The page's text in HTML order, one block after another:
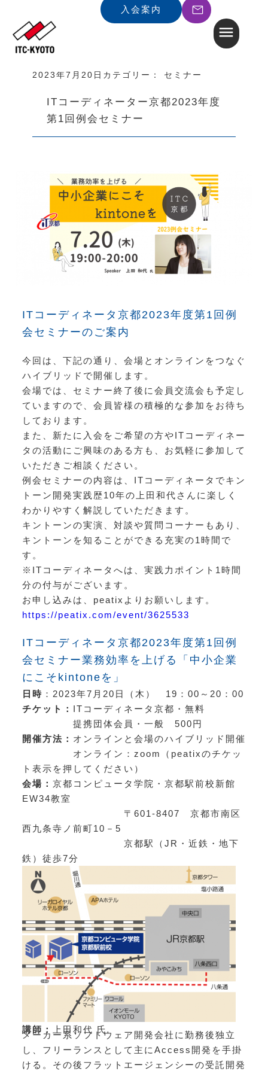
入会案内
2023年7月20日 カテゴリー： セミナー
ITコーディネーター京都2023年度
第1回例会セミナー
ITコーディネータ京都2023年度第1回例
会セミナーのご案内
今回は、下記の通り、会場とオンラインをつなぐ
ハイブリッドで開催します。
会場では、セミナー終了後に会員交流会も予定し
ていますので、会員皆様の積極的な参加をお待ち
しております。
また、新たに入会をご希望の方やITコーディネー
タの活動にご興味のある方も、お気軽に参加して
いただきご相談ください。
例会セミナーの内容は、ITコーディネータでキン
トーン開発実践歴10年の上田和代さんに楽しく
わかりやすく解説していただきます。
キントーンの実演、対談や質問コーナーもあり、
キントーンを知ることができる充実の1時間で
す。
※ITコーディネータへは、実践力ポイント1時間
分の付与がございます。
お申し込みは、peatixよりお願いします。
https://peatix.com/event/3625533
ITコーディネータ京都2023年度第1回例
会セミナー業務効率を上げる「中小企業
にこそkintoneを」
日時 ：2023年7月20日（木） 19：00～20：00
チケット： ITコーディネータ京都 ・無料
提携団体会員・一般 500円
開催方法： オンラインと会場のハイブリッド開催
オンライン：zoom（peatixのチケッ
ト表示を押してください）
会場： 京都コンピュータ学院・京都駅前校新館
EW34教室
〒601-8407 京都市南区
西九条寺ノ前町10－5
京都駅（JR・近鉄・地下
鉄）徒歩7分
講師： 上田和代 氏
メーカー系ソフトウェア開発会社に勤務後独立
し、フリーランスとして主にAccess開発を手掛
ける。その後フラットエージェンシーの受託開発